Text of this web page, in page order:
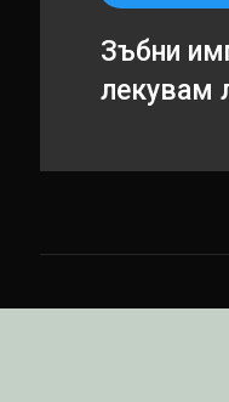
Зъбни
лекувам